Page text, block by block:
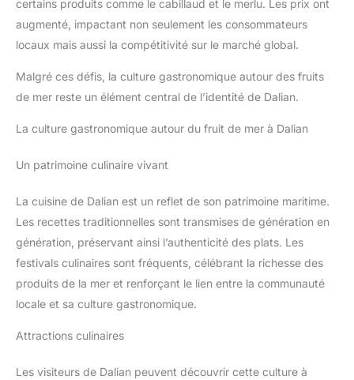
certains produits comme le cabillaud et le merlu. Les prix ont
augmenté, impactant non seulement les consommateurs
locaux mais aussi la compétitivité sur le marché global.
Malgré ces défis, la culture gastronomique autour des fruits
de mer reste un élément central de l’identité de Dalian.
La culture gastronomique autour du fruit de mer à Dalian
Un patrimoine culinaire vivant
La cuisine de Dalian est un reflet de son patrimoine maritime.
Les recettes traditionnelles sont transmises de génération en
génération, préservant ainsi l’authenticité des plats. Les
festivals culinaires sont fréquents, célébrant la richesse des
produits de la mer et renforçant le lien entre la communauté
locale et sa culture gastronomique.
Attractions culinaires
Les visiteurs de Dalian peuvent découvrir cette culture à